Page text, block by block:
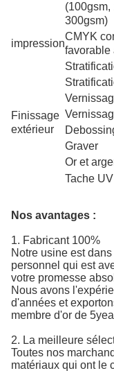
(100gsm,
300gsm)
impression
CMYK
favorable
Finissage
extérieur
Graver
Or et
Tache UV
Nos avantages :
1. Fabricant 100%
Notre usine est
personnel qui est
votre promesse
Nous avons
d'années et
membre d'or de
2. La meilleure
Toutes nos
matériaux qui ont le